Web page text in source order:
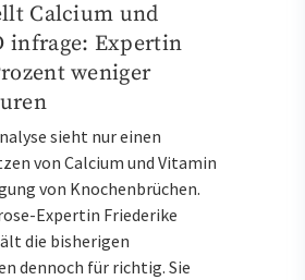
Calcium und
infrage: Expertin
weniger
sieht nur einen
von Calcium und Vitamin
von Knochenbrüchen.
Expertin Friederike
die bisherigen
dennoch für richtig. Sie